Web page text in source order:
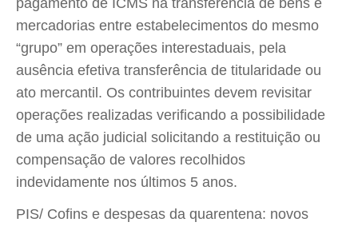
pagamento de ICMS na transferência de bens e
mercadorias entre estabelecimentos do mesmo
“grupo” em operações interestaduais, pela
ausência efetiva transferência de titularidade ou
ato mercantil. Os contribuintes devem revisitar
operações realizadas verificando a possibilidade
de uma ação judicial solicitando a restituição ou
compensação de valores recolhidos
indevidamente nos últimos 5 anos.
PIS/ Cofins e despesas da quarentena: novos